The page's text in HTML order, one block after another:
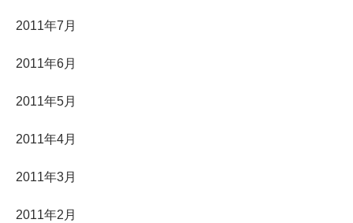
2011年7月
2011年6月
2011年5月
2011年4月
2011年3月
2011年2月